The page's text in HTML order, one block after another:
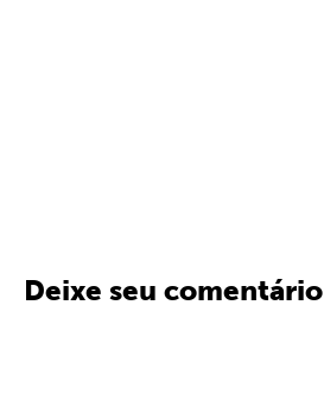
Deixe seu comentário